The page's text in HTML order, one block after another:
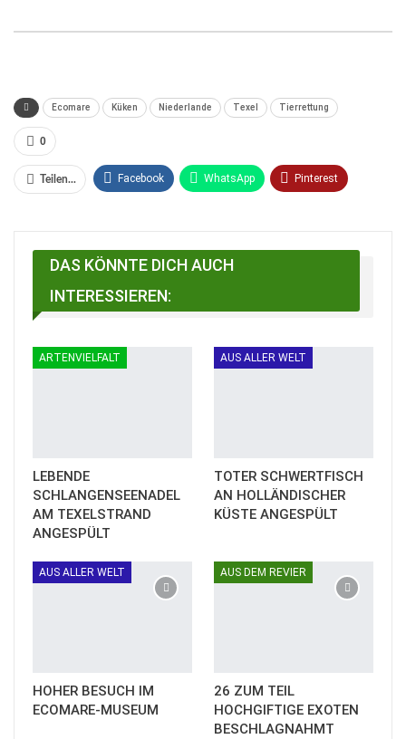
Ecomare Küken Niederlande Texel Tierrettung
0
Teilen... Facebook WhatsApp Pinterest
Facebook Messenger
DAS KÖNNTE DICH AUCH
INTERESSIEREN:
ARTENVIELFALT
LEBENDE
SCHLANGENSEENADEL
AM TEXELSTRAND
ANGESPÜLT
AUS ALLER WELT
TOTER SCHWERTFISCH
AN HOLLÄNDISCHER
KÜSTE ANGESPÜLT
AUS ALLER WELT
HOHER BESUCH IM
ECOMARE-MUSEUM
AUS DEM REVIER
26 ZUM TEIL
HOCHGIFTIGE EXOTEN
BESCHLAGNAHMT